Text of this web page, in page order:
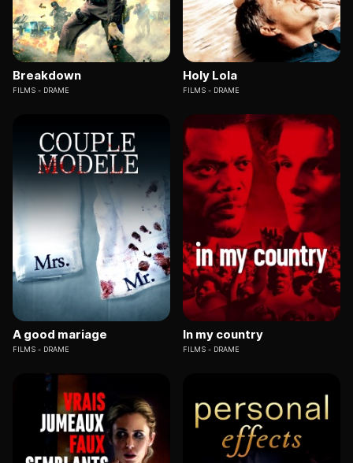
Breakdown
FILMS DRAME
Holy Lola
FILMS DRAME
A good mariage
FILMS DRAME
In my country
FILMS DRAME